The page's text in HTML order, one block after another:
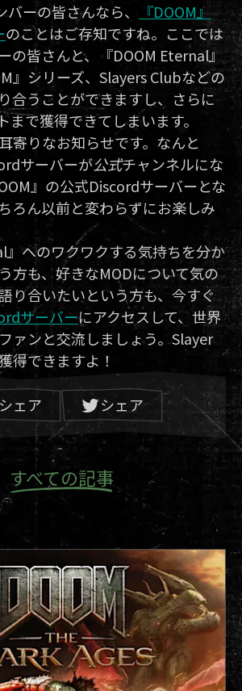
ーの皆さんなら、
『DOOM』
のことはご存知ですね。ここでは
の皆さんと、『DOOM Eternal』
』シリーズ、Slayers Clubなどの
合うことができますし、さらに
まで獲得できてしまいます。
寄りなお知らせです。なんと
サーバーが公式チャンネルにな
』の公式Discordサーバーとな
ろん以前と変わらずにお楽しみ
』へのワクワクする気持ちを分か
方も、好きなMODについて気の
り合いたいという方も、今すぐ
サーバーにアクセスして、世界
ァンと交流しましょう。Slayer
得できますよ！
シェア シェア
すべての記事